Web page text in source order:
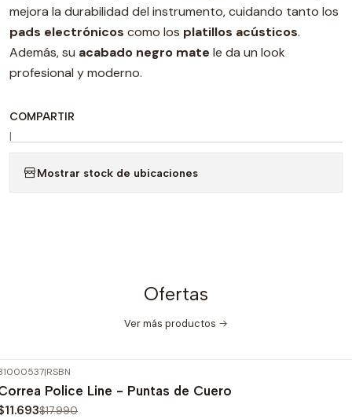
mejora la durabilidad del instrumento, cuidando tanto los
pads electrónicos como los platillos acústicos.
Además, su acabado negro mate le da un look
profesional y moderno.
COMPARTIR
|
Mostrar stock de ubicaciones
Ofertas
Ver más productos
OFF
|RSBN
Police Line - Puntas de Cuero
$17.990